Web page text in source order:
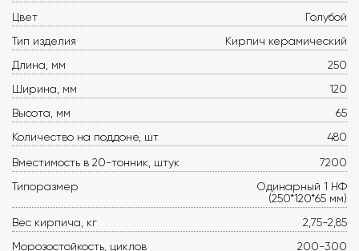
Цвет
Голубой
Тип изделия
Кирпич керамический
Длина, мм
250
Ширина, мм
120
Высота, мм
65
Количество на поддоне, шт
480
Вместимость в 20-тонник, штук
7200
Типоразмер
Одинарный 1 НФ
(250*120*65 мм)
Вес кирпича, кг
2,75-2,85
Морозостойкость, циклов
200-300